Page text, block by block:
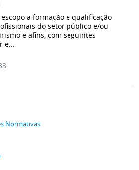
escopo a formação e qualificação
do setor público e/ou
e afins, com seguintes
e...
Normativas